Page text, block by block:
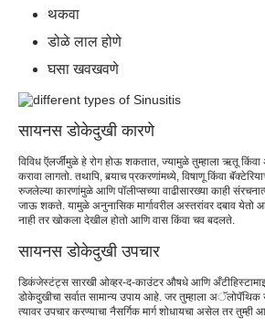
थकवा
डोळे लाल होणे
घसा खवखवणे
सायनस डोकेदुखी कारणे
विविध ऍलर्जींमुळे हे रोग होऊ शकतात, ज्यामुळे तुम्हाला ऋतू
करावा लागतो. तथापि, बर्‍याच प्रकरणांमध्ये, विषाणू किंवा
रुजलेल्या कारणांमुळे आणि पॉलीप्सच्या वाढीसारख्या काही
जाऊ शकते. यामुळे अनुनासिक मार्गावरील अस्तरांवर दबाव
नाही तर खोकला देखील होतो आणि वास किंवा चव बदलते.
सायनस डोकेदुखी उपचार
डिकंजेस्टंट्स सारखी ओव्हर-द-काउंटर औषधे आणि
डोकेदुखीचा सर्वात सामान्य उपाय आहे. जर तुम्हाला
त्यावर उपचार करण्याचा नैसर्गिक मार्ग शोधायचा असेल तर